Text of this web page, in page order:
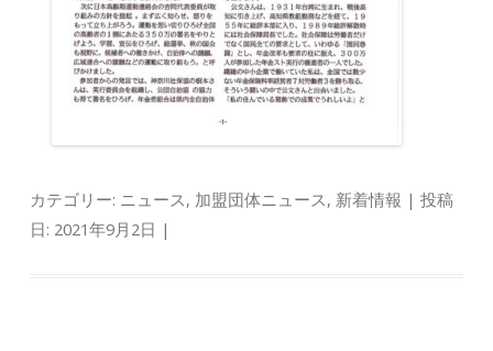
カテゴリー: ニュース , 加盟団体ニュース , 新着情報 | 投稿
日: 2021年9月2日 |